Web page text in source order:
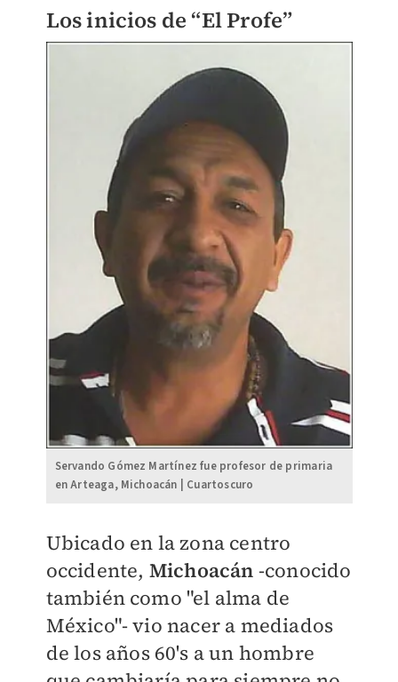
Los inicios de “El Profe”
Servando Gómez Martínez fue profesor de primaria
en Arteaga, Michoacán | Cuartoscuro
Ubicado en la zona centro
occidente, Michoacán -conocido
también como "el alma de
México"- vio nacer a mediados
de los años 60's a un hombre